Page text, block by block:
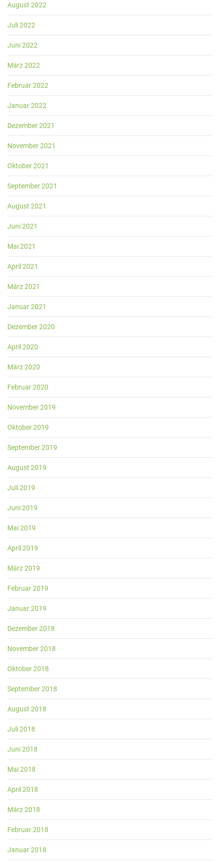
August 2022
Juli 2022
Juni 2022
März 2022
Februar 2022
Januar 2022
Dezember 2021
November 2021
Oktober 2021
September 2021
August 2021
Juni 2021
Mai 2021
April 2021
März 2021
Januar 2021
Dezember 2020
April 2020
März 2020
Februar 2020
November 2019
Oktober 2019
September 2019
August 2019
Juli 2019
Juni 2019
Mai 2019
April 2019
März 2019
Februar 2019
Januar 2019
Dezember 2018
November 2018
Oktober 2018
September 2018
August 2018
Juli 2018
Juni 2018
Mai 2018
April 2018
März 2018
Februar 2018
Januar 2018